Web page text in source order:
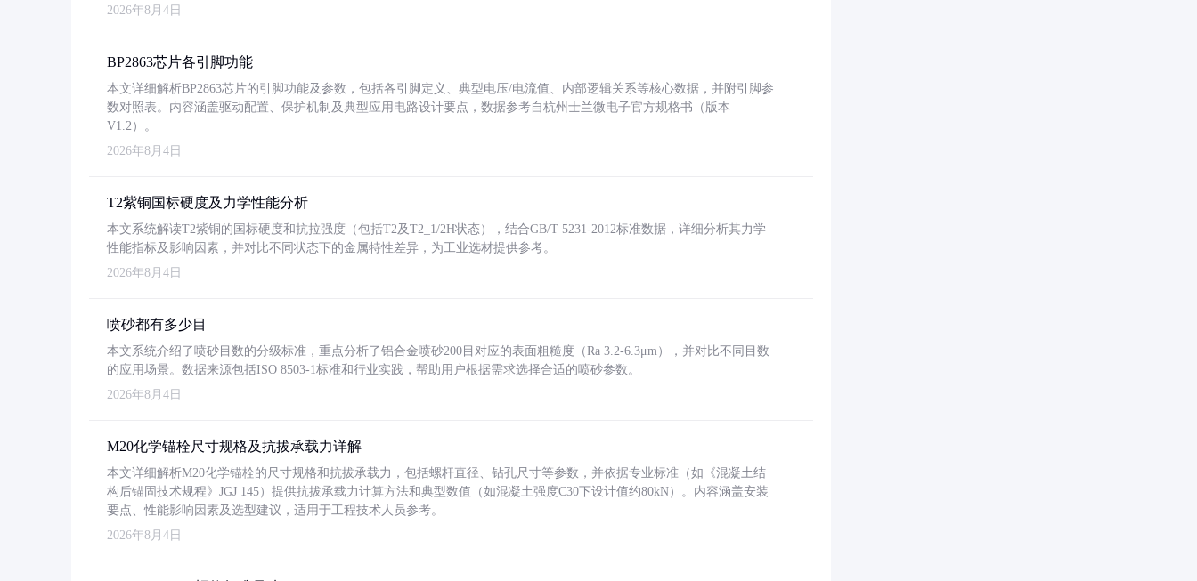
2026年8月4日
BP2863芯片各引脚功能
本文详细解析BP2863芯片的引脚功能及参数，包括各引脚定义、典型电压/电流值、内部逻辑关系等核心数据，并附引脚参
数对照表。内容涵盖驱动配置、保护机制及典型应用电路设计要点，数据参考自杭州士兰微电子官方规格书（版本
V1.2）。
2026年8月4日
T2紫铜国标硬度及力学性能分析
本文系统解读T2紫铜的国标硬度和抗拉强度（包括T2及T2_1/2H状态），结合GB/T 5231-2012标准数据，详细分析其力学
性能指标及影响因素，并对比不同状态下的金属特性差异，为工业选材提供参考。
2026年8月4日
喷砂都有多少目
本文系统介绍了喷砂目数的分级标准，重点分析了铝合金喷砂200目对应的表面粗糙度（Ra 3.2-6.3μm），并对比不同目数
的应用场景。数据来源包括ISO 8503-1标准和行业实践，帮助用户根据需求选择合适的喷砂参数。
2026年8月4日
M20化学锚栓尺寸规格及抗拔承载力详解
本文详细解析M20化学锚栓的尺寸规格和抗拔承载力，包括螺杆直径、钻孔尺寸等参数，并依据专业标准（如《混凝土结
构后锚固技术规程》JGJ 145）提供抗拔承载力计算方法和典型数值（如混凝土强度C30下设计值约80kN）。内容涵盖安装
要点、性能影响因素及选型建议，适用于工程技术人员参考。
2026年8月4日